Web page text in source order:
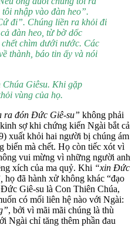
nhập vào đàn heo”.
đi”. Chúng liền ra khỏi đi
đàn heo, từ bờ dốc
chìm dưới nước. Các
thành, báo tin ấy và nói
Chúa Giêsu. Khi gặp
vùng của họ.
ra đón Đức Giê-su” không phải
sợ khi chứng kiến Ngài bắt cả
xuất khỏi hai người bị chúng ám
biển mà chết. Họ còn tiếc xót vì
vui mừng vì những người anh
xích của ma quỷ. Khi “xin Đức
họ đã hành xử không khác “đạo
Giê-su là Con Thiên Chúa,
có mối liên hệ nào với Ngài:
”, bởi vì mãi mãi chúng là thù
Ngài chỉ tăng thêm phần đau